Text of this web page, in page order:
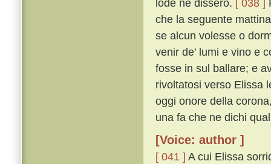
lode ne dissero. [ 038 ]
che la seguente
se alcun volesse o
venir de' lumi e vino e
fosse in sul ballare; e
rivoltatosi verso Elissa
oggi onore della
una fa che ne dichi
[Voice: author ]
[ 041 ] A cui Elissa